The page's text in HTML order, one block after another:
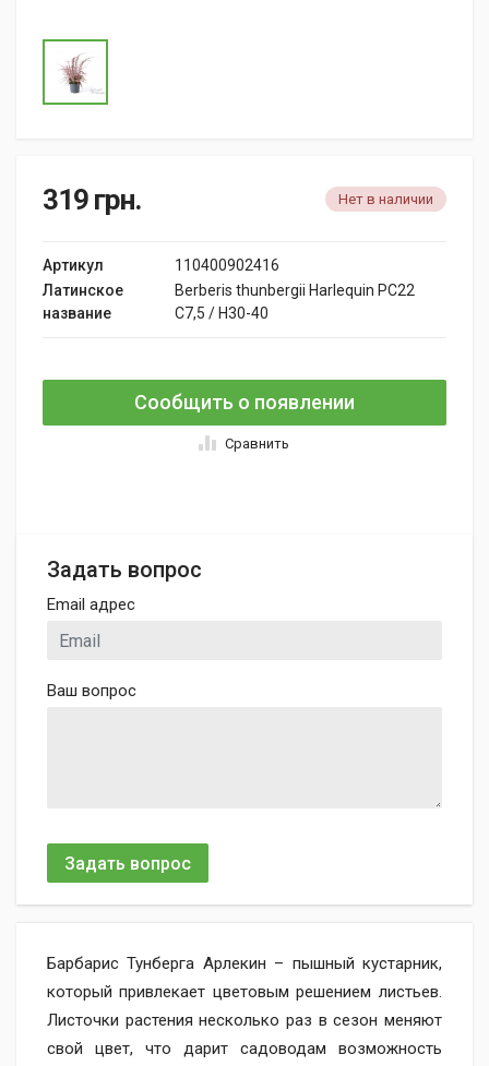
319 грн. Нет в наличии
Артикул
110400902416
Латинское
название
Berberis thunbergii Harlequin PC22
C7,5 / H30-40
Сообщить о появлении
Сравнить
Задать вопрос
Email адрес
Ваш вопрос
Задать вопрос
Барбарис Тунберга Арлекин – пышный кустарник,
который привлекает цветовым решением листьев.
Листочки растения несколько раз в сезон меняют
свой цвет, что дарит садоводам возможность